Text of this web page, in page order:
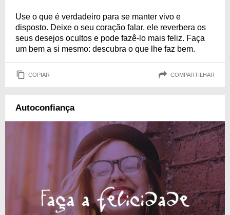
Use o que é verdadeiro para se manter vivo e
disposto. Deixe o seu coração falar, ele reverbera os
seus desejos ocultos e pode fazê-lo mais feliz. Faça
um bem a si mesmo: descubra o que lhe faz bem.
COPIAR COMPARTILHAR
Autoconfiança